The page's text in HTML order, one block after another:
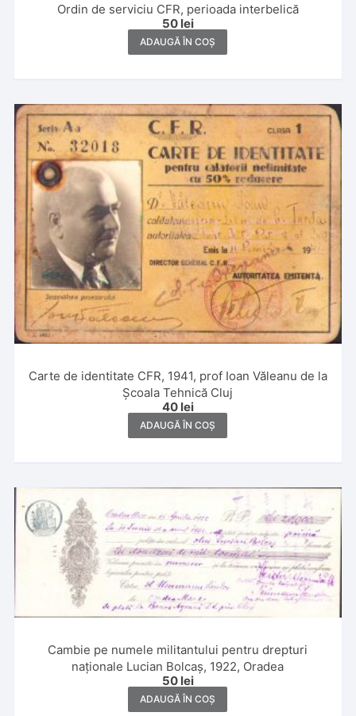
Ordin de serviciu CFR, perioada interbelică
50 lei
ADAUGĂ ÎN COȘ
Carte de identitate CFR, 1941, prof Ioan Văleanu de la
Școala Tehnică Cluj
40 lei
ADAUGĂ ÎN COȘ
Cambie pe numele militantului pentru drepturi
naționale Lucian Bolcaș, 1922, Oradea
50 lei
ADAUGĂ ÎN COȘ